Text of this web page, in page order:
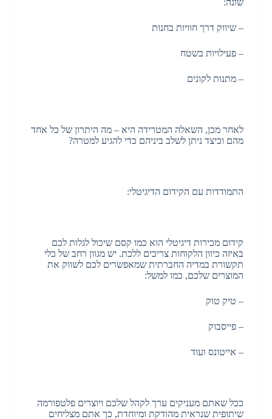
שונה:
– שיווק דרך חוויות בחנות
– פעילויות בשטח
– מתנות לקונים
לאחר מכן, השאלה המטרידה היא – מה היתרון של כל אחד
מהם וכיצד ניתן לשלב ביניהם כדי להגיע למטרה?
התמודדות עם הקידום הדיגיטלי:
קידום מכירות דיגיטלי הוא כמו קסם שיכול לגלות לכם
באיזה כיוון הלקוחות צריכים ללכת. יש מגוון רחב של כלי
תקשורת במדיה החברתית שמאפשרים לכם לשווק את
המוצרים שלכם, כמו למשל:
– טיק טוק
– פייסבוק
– אייטונס ועוד
ככל שאתם מעניקים ערך לקהל שלכם ויוצרים פלטפורמה
שיתופית שנראית מהודקת ומיוחדת, כך אתם מצליחים